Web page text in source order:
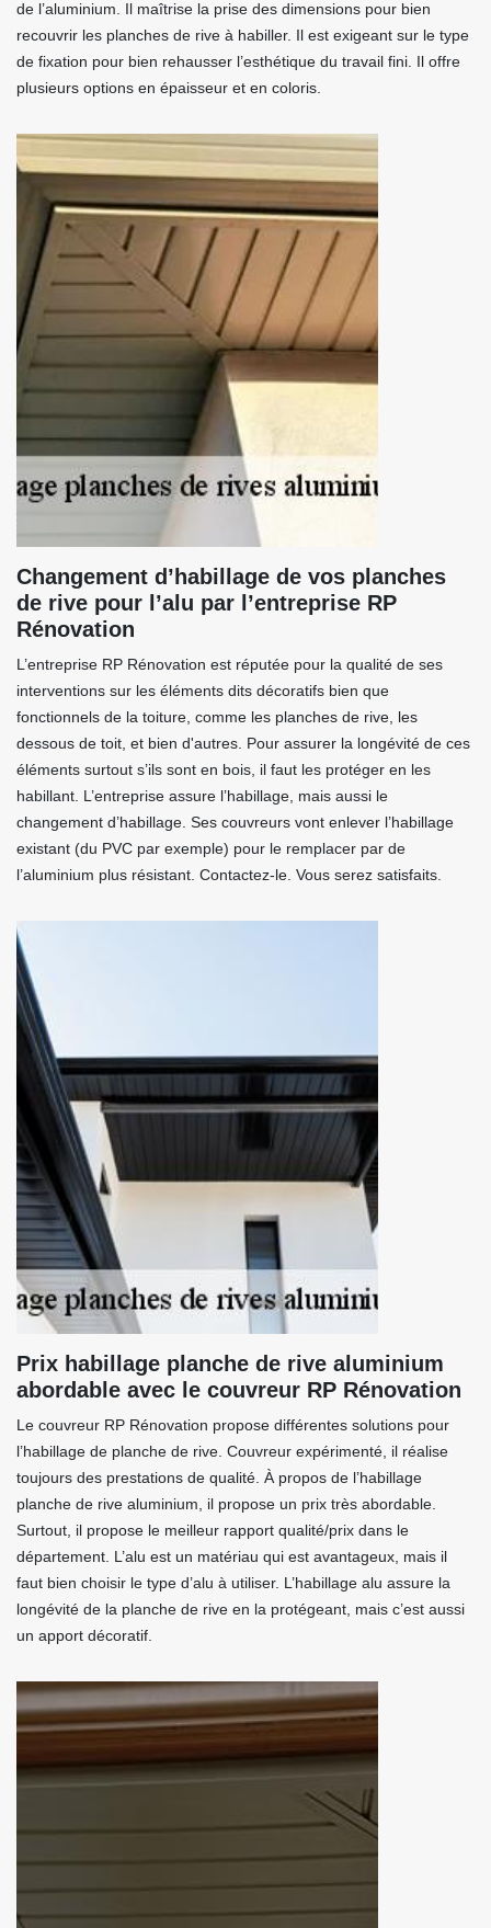
de l’aluminium. Il maîtrise la prise des dimensions pour bien
recouvrir les planches de rive à habiller. Il est exigeant sur le type
de fixation pour bien rehausser l’esthétique du travail fini. Il offre
plusieurs options en épaisseur et en coloris.
Changement d’habillage de vos planches
de rive pour l’alu par l’entreprise RP
Rénovation
L’entreprise RP Rénovation est réputée pour la qualité de ses
interventions sur les éléments dits décoratifs bien que
fonctionnels de la toiture, comme les planches de rive, les
dessous de toit, et bien d'autres. Pour assurer la longévité de ces
éléments surtout s’ils sont en bois, il faut les protéger en les
habillant. L’entreprise assure l’habillage, mais aussi le
changement d’habillage. Ses couvreurs vont enlever l’habillage
existant (du PVC par exemple) pour le remplacer par de
l’aluminium plus résistant. Contactez-le. Vous serez satisfaits.
Prix habillage planche de rive aluminium
abordable avec le couvreur RP Rénovation
Le couvreur RP Rénovation propose différentes solutions pour
l’habillage de planche de rive. Couvreur expérimenté, il réalise
toujours des prestations de qualité. À propos de l’habillage
planche de rive aluminium, il propose un prix très abordable.
Surtout, il propose le meilleur rapport qualité/prix dans le
département. L’alu est un matériau qui est avantageux, mais il
faut bien choisir le type d’alu à utiliser. L’habillage alu assure la
longévité de la planche de rive en la protégeant, mais c’est aussi
un apport décoratif.